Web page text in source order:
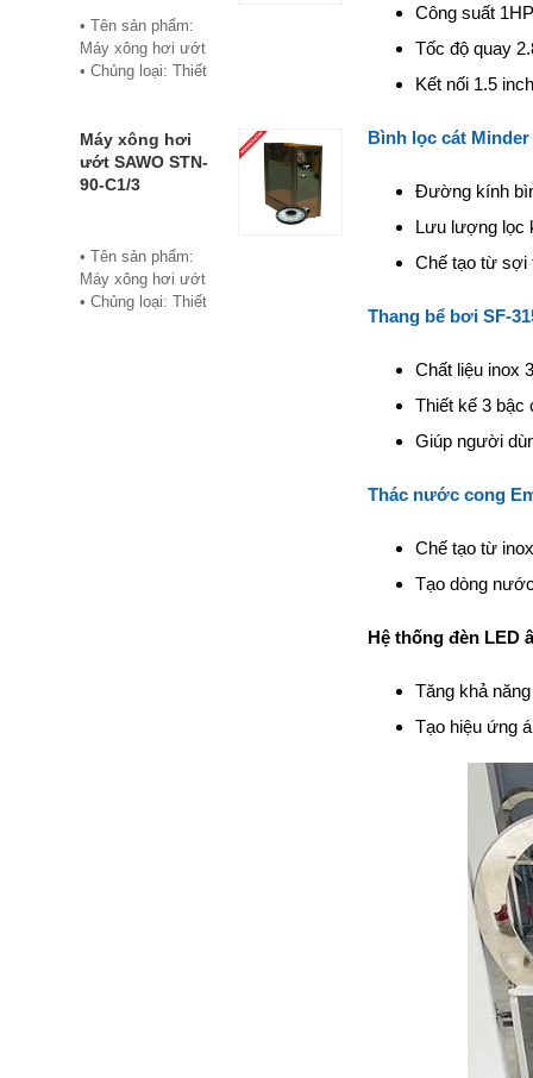
Công suất
Tốc độ quay
Kết nối 1.5
Bình lọc cát Minder
Đường kính
Lưu lượng lọc
Chế tạo từ sợi
Thang bể bơi SF-
Chất liệu inox
Thiết kế 3 bậc
Giúp người
Thác nước cong
Chế tạo từ
Tạo dòng
Hệ thống đèn LED
Tăng khả
Tạo hiệu ứng
• Bảo hành: 12
tháng
• Đơn vị phân phối:
• Tên sản phẩm:
Máy xông hơi ướt
• Chủng loại: Thiết
Sawo
• Xuất xứ:
Philippine
• Có bảng điều
khiển điện tử hiển
thị số, cho phép cài
Máy xông hơi
ướt SAWO STN-
90-C1/3
• Tên sản phẩm:
Máy xông hơi ướt
• Chủng loại: Thiết